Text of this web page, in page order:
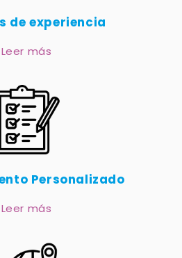
de experiencia
Leer más
Personalizado
Leer más